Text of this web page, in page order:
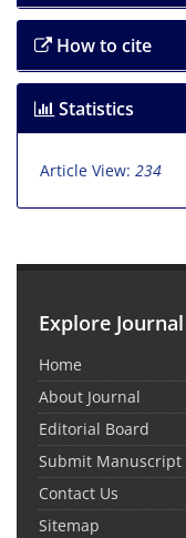
How to cite
Statistics
Article View: 234
Explore Journal
Home
About Journal
Editorial Board
Submit Manuscript
Contact Us
Sitemap